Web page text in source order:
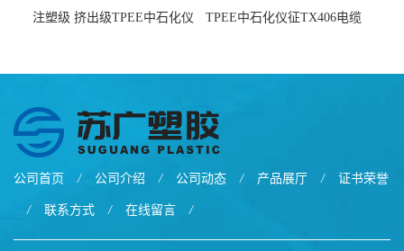
注塑级 挤出级TPEE中石化仪
TPEE中石化仪征TX406电缆
公司首页 / 公司介绍 / 公司动态 / 产品展厅 / 证书荣誉
/ 联系方式 / 在线留言 /